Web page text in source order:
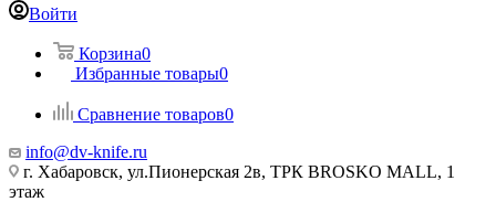
Войти
Корзина0
Избранные товары0
Сравнение товаров0
info@dv-knife.ru
г. Хабаровск, ул.Пионерская 2в, ТРК BROSKO MALL, 1
этаж